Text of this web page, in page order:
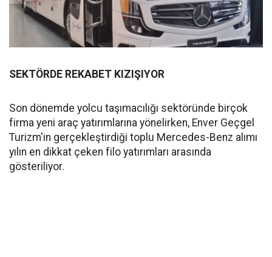
SEKTÖRDE REKABET KIZIŞIYOR
Son dönemde yolcu taşımacılığı sektöründe birçok
firma yeni araç yatırımlarına yönelirken, Enver Geçgel
Turizm'in gerçekleştirdiği toplu Mercedes-Benz alımı
yılın en dikkat çeken filo yatırımları arasında
gösteriliyor.